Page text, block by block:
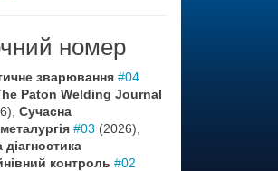
номер
зварювання #04
Paton Welding Journal
Сучасна
#03 (2026),
діагностика
контроль #02